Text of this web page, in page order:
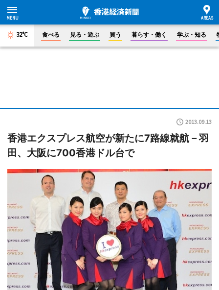
32°C 食べる 見る・遊ぶ 買う 暮らす・働く 学ぶ・知る
2013.09.13
香港エクスプレス航空が新たに7路線就航－羽
田、大阪に700香港ドル台で